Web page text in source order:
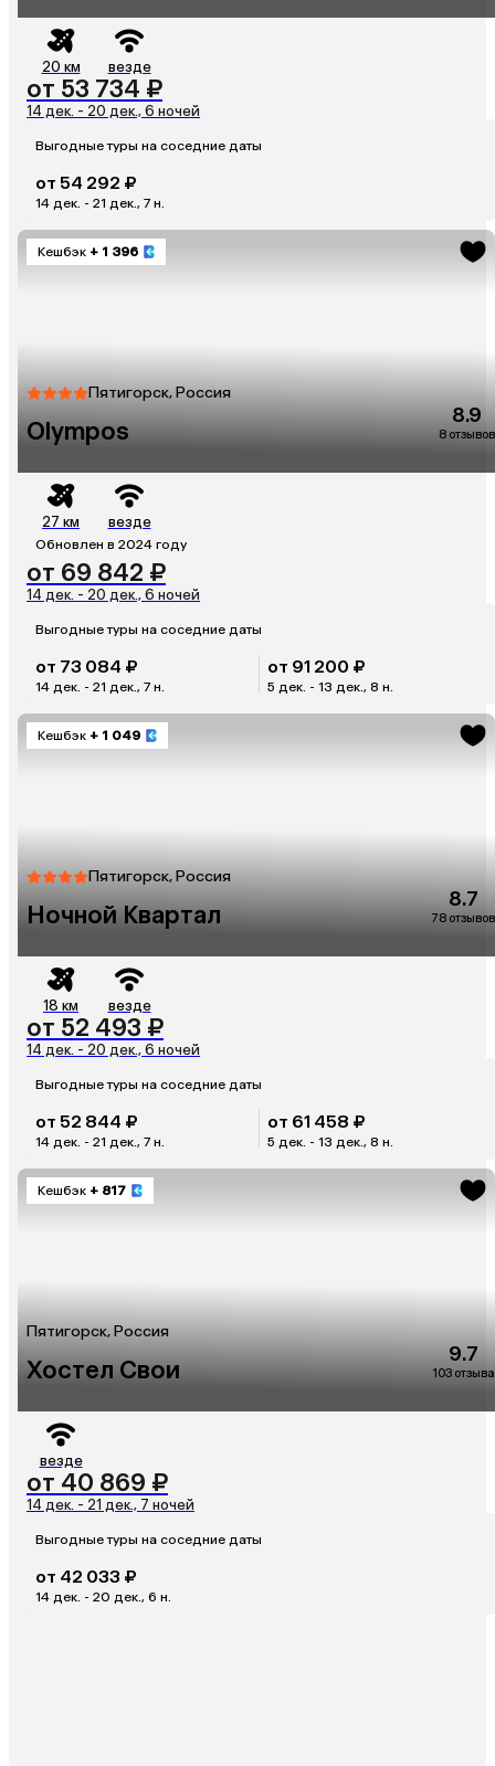
20 км везде
от 53 734 ₽
14 дек. - 20 дек., 6 ночей
Выгодные туры на соседние даты
от 54 292 ₽
14 дек. - 21 дек., 7 н.
Кешбэк + 1 396
Пятигорск, Россия
Olympos
8.9
8 отзывов
27 км везде
Обновлен в 2024 году
от 69 842 ₽
14 дек. - 20 дек., 6 ночей
Выгодные туры на соседние даты
от 73 084 ₽
14 дек. - 21 дек., 7 н.
от 91 200 ₽
5 дек. - 13 дек., 8 н.
Кешбэк + 1 049
Пятигорск, Россия
Ночной Квартал
8.7
78 отзывов
18 км везде
от 52 493 ₽
14 дек. - 20 дек., 6 ночей
Выгодные туры на соседние даты
от 52 844 ₽
14 дек. - 21 дек., 7 н.
от 61 458 ₽
5 дек. - 13 дек., 8 н.
Кешбэк + 817
Пятигорск, Россия
Хостел Свои
9.7
103 отзыва
везде
от 40 869 ₽
14 дек. - 21 дек., 7 ночей
Выгодные туры на соседние даты
от 42 033 ₽
14 дек. - 20 дек., 6 н.